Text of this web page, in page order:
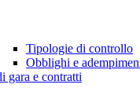
Tipologie di controllo
Obblighi e
gara e contratti